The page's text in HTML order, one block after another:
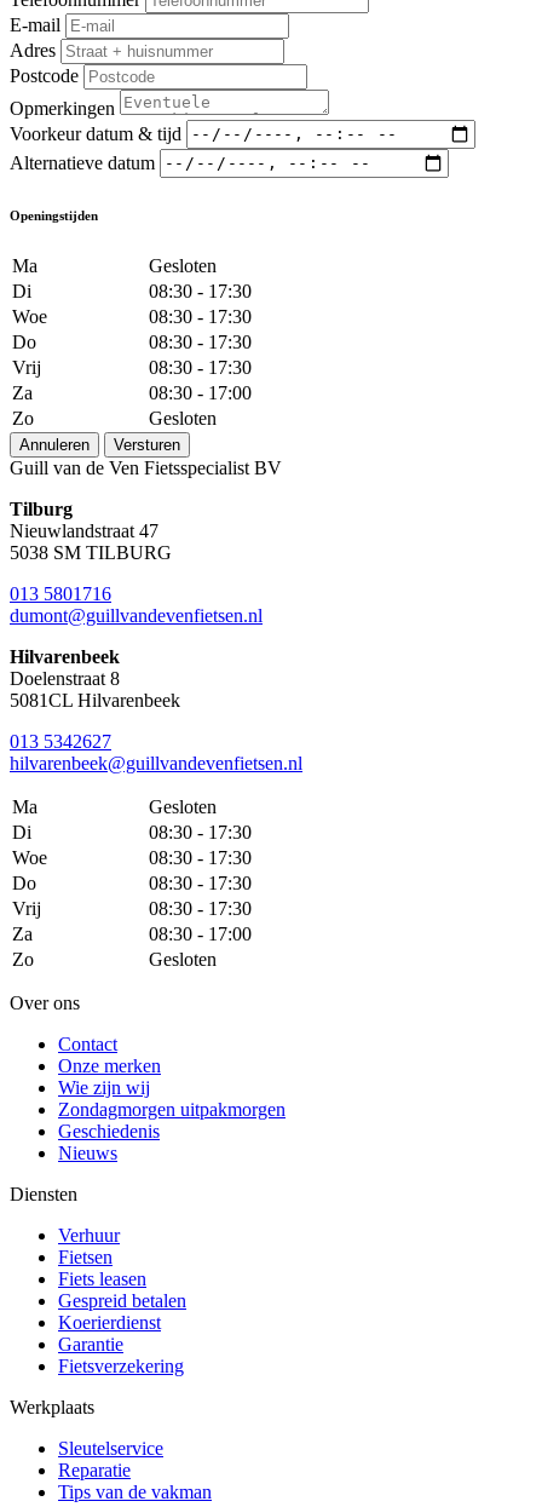
E-mail
Adres
Postcode
Opmerkingen
Voorkeur datum & tijd
Alternatieve datum
Openingstijden
Ma
Gesloten
Di
08:30 - 17:30
Woe
08:30 - 17:30
Do
08:30 - 17:30
Vrij
08:30 - 17:30
Za
08:30 - 17:00
Zo
Gesloten
Annuleren Versturen
Guill van de Ven Fietsspecialist BV
Tilburg
Nieuwlandstraat 47
5038 SM TILBURG
013 5801716
dumont@guillvandevenfietsen.nl
Hilvarenbeek
Doelenstraat 8
5081CL Hilvarenbeek
013 5342627
hilvarenbeek@guillvandevenfietsen.nl
Ma
Gesloten
Di
08:30 - 17:30
Woe
08:30 - 17:30
Do
08:30 - 17:30
Vrij
08:30 - 17:30
Za
08:30 - 17:00
Zo
Gesloten
Over ons
Contact
Onze merken
Wie zijn wij
Zondagmorgen uitpakmorgen
Geschiedenis
Nieuws
Diensten
Verhuur
Fietsen
Fiets leasen
Gespreid betalen
Koerierdienst
Garantie
Fietsverzekering
Werkplaats
Sleutelservice
Reparatie
Tips van de vakman